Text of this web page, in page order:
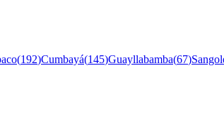
(192)Cumbayá(145)Guayllabamba(67)